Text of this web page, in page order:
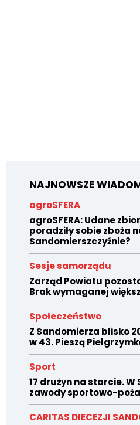
NAJNOWSZE
agroSFERA
agroSFERA: Udane
poradziły sobie zboża
Sandomierszczyźnie?
Sesje samorządu
Zarząd Powiatu
Brak wymaganej
Społeczeństwo
Z Sandomierza blisko
w 43. Pieszą
Sport
17 drużyn na starcie.
zawody sportowo-
CARITAS DIECEZJI